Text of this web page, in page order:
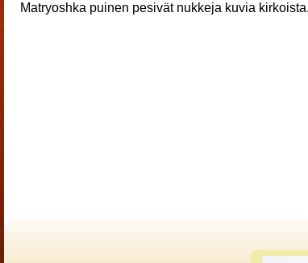
Matryoshka puinen pesivät nukkeja kuvia